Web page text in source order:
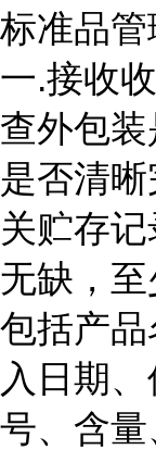
标准品管
一.接收
查外包
是否清
关贮存
无缺，至
包括产
入日期
号、含